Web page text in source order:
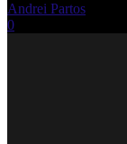
Andrei Partos
0